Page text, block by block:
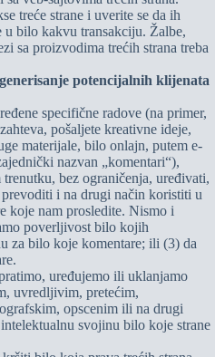
treće strane i uverite se da ih
u bilo kakvu transakciju. Žalbe,
sa proizvodima trećih strana treba
potencijalnih klijenata
specifične radove (na primer,
pošaljete kreativne ideje,
materijale, bilo onlajn, putem e-
nazvan „komentari“),
bez ograničenja, uređivati,
i na drugi način koristiti u
koje nam prosledite. Nismo i
poverljivost bilo kojih
za bilo koje komentare; ili (3) da
uređujemo ili uklanjamo
uvredljivim, pretećim,
opscenim ili na drugi
svojinu bilo koje strane